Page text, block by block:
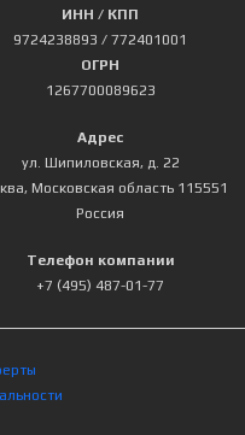
ИНН / КПП
9724238893 / 772401001
ОГРН
1267700089623
Адрес
ул. Шипиловская, д. 22
, Московская область 115551
Россия
Телефон компании
+7 (495) 487-01-77